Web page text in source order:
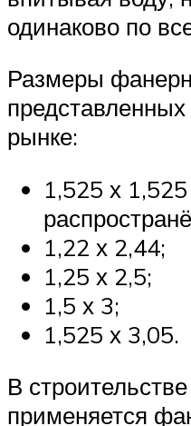
одинаково по
Размеры
рынке:
1,525 х
1,22 х 2,44;
1,25 х 2,5;
1,5 х 3;
1,525 х 3,05.
В
применяется